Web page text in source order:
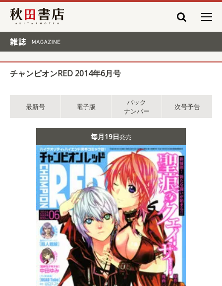
秋田書店
チャンピオンRED 2014年6月号
最新号 電子版
バック
ナンバー
次号予告
毎月19日発売